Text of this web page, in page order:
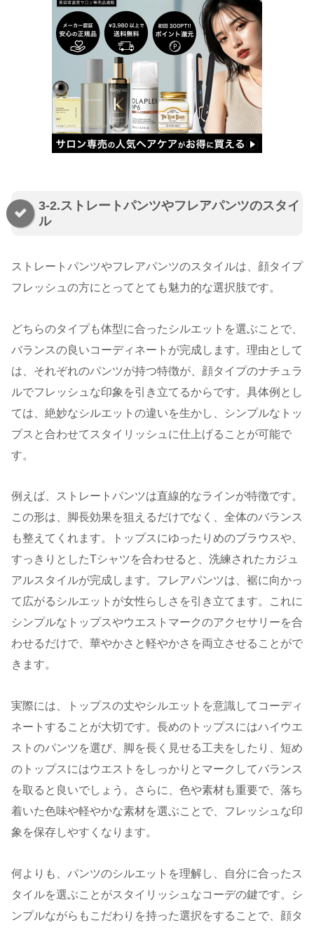
3-2.ストレートパンツやフレアパンツのスタイ
ル
ストレートパンツやフレアパンツのスタイルは、顔タイプ
フレッシュの方にとってとても魅力的な選択肢です。
どちらのタイプも体型に合ったシルエットを選ぶことで、
バランスの良いコーディネートが完成します。理由として
は、それぞれのパンツが持つ特徴が、顔タイプのナチュラ
ルでフレッシュな印象を引き立てるからです。具体例とし
ては、絶妙なシルエットの違いを生かし、シンプルなトッ
プスと合わせてスタイリッシュに仕上げることが可能で
す。
例えば、ストレートパンツは直線的なラインが特徴です。
この形は、脚長効果を狙えるだけでなく、全体のバランス
も整えてくれます。トップスにゆったりめのブラウスや、
すっきりとしたTシャツを合わせると、洗練されたカジュ
アルスタイルが完成します。フレアパンツは、裾に向かっ
て広がるシルエットが女性らしさを引き立てます。これに
シンプルなトップスやウエストマークのアクセサリーを合
わせるだけで、華やかさと軽やかさを両立させることがで
きます。
実際には、トップスの丈やシルエットを意識してコーディ
ネートすることが大切です。長めのトップスにはハイウエ
ストのパンツを選び、脚を長く見せる工夫をしたり、短め
のトップスにはウエストをしっかりとマークしてバランス
を取ると良いでしょう。さらに、色や素材も重要で、落ち
着いた色味や軽やかな素材を選ぶことで、フレッシュな印
象を保存しやすくなります。
何よりも、パンツのシルエットを理解し、自分に合ったス
タイルを選ぶことがスタイリッシュなコーデの鍵です。シ
ンプルながらもこだわりを持った選択をすることで、顔タ